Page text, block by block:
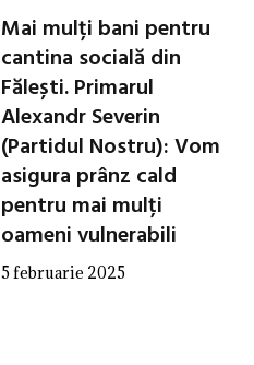
Mai mulți bani pentru
cantina socială din
Fălești. Primarul
Alexandr Severin
(Partidul Nostru): Vom
asigura prânz cald
pentru mai mulți
oameni vulnerabili
5 februarie 2025